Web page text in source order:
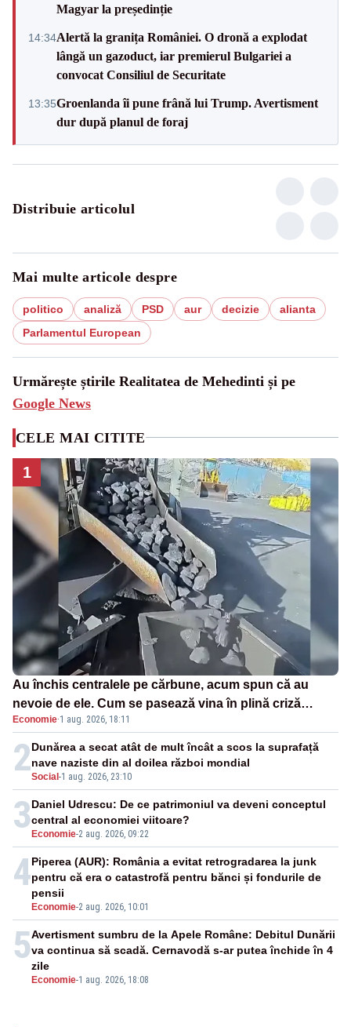
Magyar la președinție
14:34Alertă la granița României. O dronă a explodat
lângă un gazoduct, iar premierul Bulgariei a
convocat Consiliul de Securitate
13:35Groenlanda îi pune frână lui Trump. Avertisment
dur după planul de foraj
Distribuie articolul
Mai multe articole despre
politico analiză PSD aur decizie
alianta
Parlamentul European
Urmărește știrile Realitatea de Mehedinti și pe
Google News
CELE MAI CITITE
1
Au închis centralele pe cărbune, acum spun că au
nevoie de ele. Cum se pasează vina în plină criză
energetică
Economie·1 aug. 2026, 18:11
2Social -1 aug. 2026, 23:10
Dunărea a secat atât de mult încât a scos la suprafață
nave naziste din al doilea război mondial
3 Economie-2 aug. 2026, 09:22
Daniel Udrescu: De ce patrimoniul va deveni conceptul
central al economiei viitoare?
4
Economie-2 aug. 2026, 10:01
Piperea (AUR): România a evitat retrogradarea la junk
pentru că era o catastrofă pentru bănci și fondurile de
pensii
5
Economie-1 aug. 2026, 18:08
Avertisment sumbru de la Apele Române: Debitul Dunării
va continua să scadă. Cernavodă s-ar putea închide în 4
zile